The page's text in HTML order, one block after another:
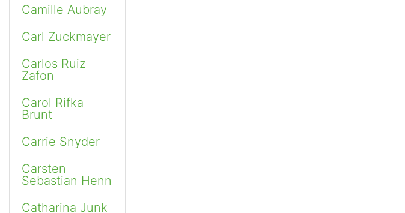
Camille Aubray
Carl Zuckmayer
Carlos Ruiz
Zafon
Carol Rifka
Brunt
Carrie Snyder
Carsten
Sebastian Henn
Catharina Junk